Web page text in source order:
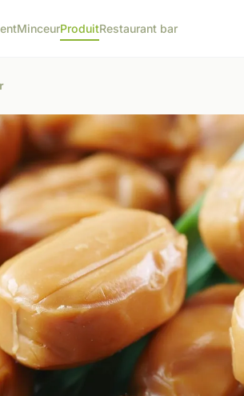
MinceurProduitRestaurant bar